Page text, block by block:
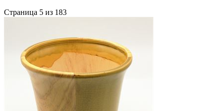
Страница 5 из 183